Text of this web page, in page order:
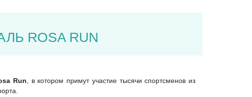
ROSA RUN
Run , в котором примут участие тысячи спортсменов из